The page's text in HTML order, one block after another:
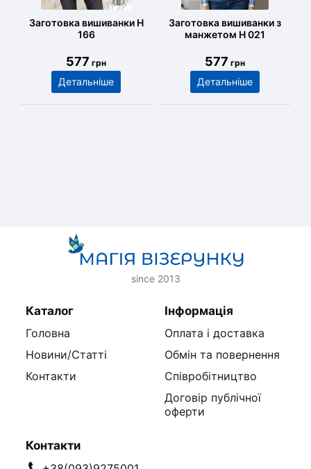
Заготовка вишиванки Н
166
577 грн
Детальніше
Заготовка вишиванки з
манжетом Н 021
577 грн
Детальніше
since 2013
Каталог
Головна
Новини/Статті
Контакти
Інформація
Оплата і доставка
Обмін та повернення
Співробітництво
Договір публічної
оферти
Контакти